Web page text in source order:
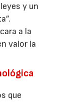
y un
a la
valor la
que